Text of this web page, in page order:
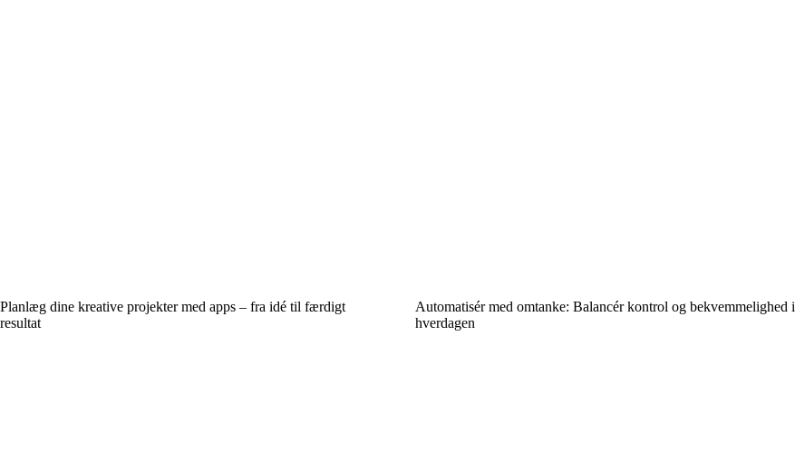
Planlæg dine kreative projekter med apps – fra idé til færdigt
resultat
Automatisér med omtanke: Balancér kontrol og bekvemmelighed i
hverdagen